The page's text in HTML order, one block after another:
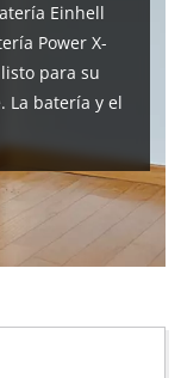
Einhell
Power X-
para su
La batería y el